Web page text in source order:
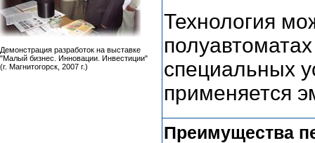
Технология
специальных
применяется
Преимущества
Демонстрация разработок на выставке
"Малый бизнес. Инновации. Инвестиции"
(г. Магнитогорск, 2007 г.)